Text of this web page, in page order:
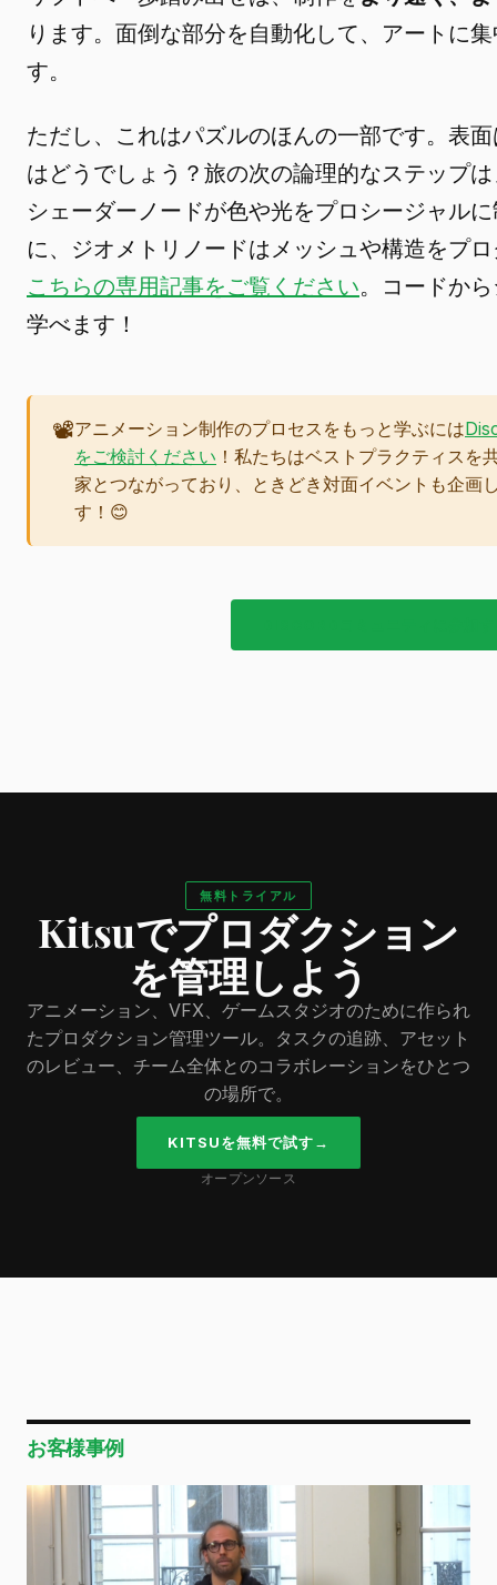
ります。面倒な部分を自動化して、アートに
す。
ただし、これはパズルのほんの一部です。表
はどうでしょう？旅の次の論理的なステップは
シェーダーノードが色や光をプロシージャル
に、ジオメトリノードはメッシュや構造をプ
こちらの専用記事をご覧ください。コードか
学べます！
📽️アニメーション制作のプロセスをもっと学ぶには
をご検討ください ！私たちはベストプラクティスを
家とつながっており、ときどき対面イベントも企画
す！😊
無料トライアル
Kitsuでプロダクション
を管理しよう
アニメーション、VFX、ゲームスタジオのために作られ
たプロダクション管理ツール。タスクの追跡、アセット
のレビュー、チーム全体とのコラボレーションをひとつ
の場所で。
KITSUを無料で試す→
オープンソース
お客様事例